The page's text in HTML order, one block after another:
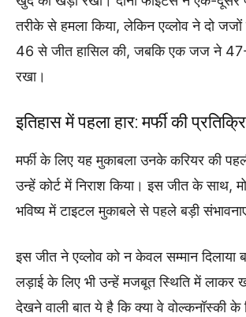
तरीके से हमला किया, लेकिन एव्लोव ने दो
46 से जीत हासिल की, जबकि एक जज ने
रखा।
इतिहास में पहला हार: मर्फी की
मर्फी के लिए यह मुकाबला उनके करियर की
उन्हें कोर्ट में निराश किया। इस जीत के साथ,
भविष्य में टाइटल मुकाबले से पहले बड़ी
इस जीत ने एव्लोव को न केवल सम्मान दिलाया
लड़ाई के लिए भी उन्हें मजबूत स्थिति में लाकर
देखने वाली बात ये है कि क्या वे वोल्कनॉस्की